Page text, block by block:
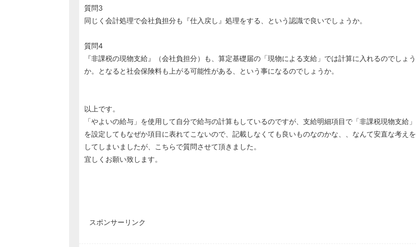
質問3
同じく会計処理で会社負担分も『仕入戻し』処理をする、という認識で良いでしょうか。
質問4
『非課税の現物支給』（会社負担分）も、算定基礎届の「現物による支給」では計算に入れるのでしょう
か。となると社会保険料も上がる可能性がある、という事になるのでしょうか。
以上です。
「やよいの給与」を使用して自分で給与の計算もしているのですが、支給明細項目で「非課税現物支給」
を設定してもなぜか項目に表れてこないので、記載しなくても良いものなのかな、、なんて安直な考えを
してしまいましたが、こちらで質問させて頂きました。
宜しくお願い致します。
スポンサーリンク